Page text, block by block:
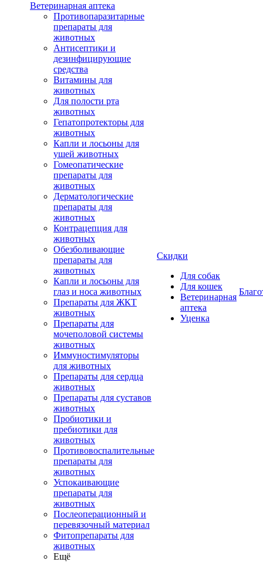
Ветеринарная аптека
Противопаразитарные
препараты для
животных
Антисептики и
дезинфицирующие
средства
Витамины для
животных
Для полости рта
животных
Гепатопротекторы для
животных
Капли и лосьоны для
ушей животных
Гомеопатические
препараты для
животных
Дерматологические
препараты для
животных
Контрацепция для
животных
Обезболивающие
препараты для
животных
Капли и лосьоны для
глаз и носа животных
Препараты для ЖКТ
животных
Препараты для
мочеполовой системы
животных
Иммуностимуляторы
для животных
Препараты для сердца
животных
Препараты для суставов
животных
Пробиотики и
пребиотики для
животных
Противовоспалительные
препараты для
животных
Успокаивающие
препараты для
животных
Послеоперационный и
перевязочный материал
Фитопрепараты для
животных
Ещё
Скидки
Для собак
Для кошек
Ветеринарная
аптека
Уценка